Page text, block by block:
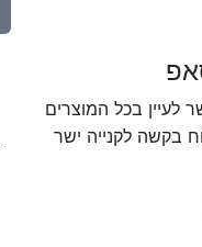
לעיין בכל המוצרים
בקשה לקנייה ישר